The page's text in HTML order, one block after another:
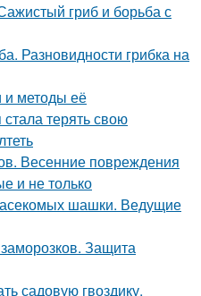
гриб и борьба с
Разновидности грибка на
и методы её
терять свою
Весенние повреждения
и не только
шашки. Ведущие
Защита
садовую гвоздику.